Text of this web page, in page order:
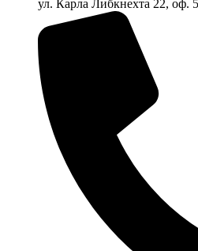
ул. Карла Либкнехта 22, оф.